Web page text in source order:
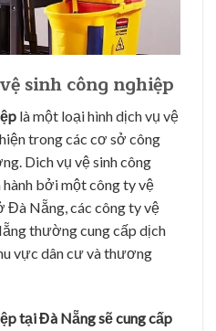
sinh công nghiệp
là một loại hình dịch vụ vệ
trong các cơ sở công
Dich vụ vệ sinh công
bởi một công ty vệ
Đà Nẵng, các công ty vệ
thường cung cấp dịch
vực dân cư và thương
tại Đà Nẵng sẽ cung cấp